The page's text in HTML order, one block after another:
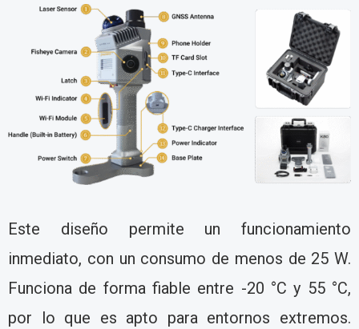
Este diseño permite un funcionamiento
inmediato, con un consumo de menos de 25 W.
Funciona de forma fiable entre -20 °C y 55 °C,
por lo que es apto para entornos extremos.